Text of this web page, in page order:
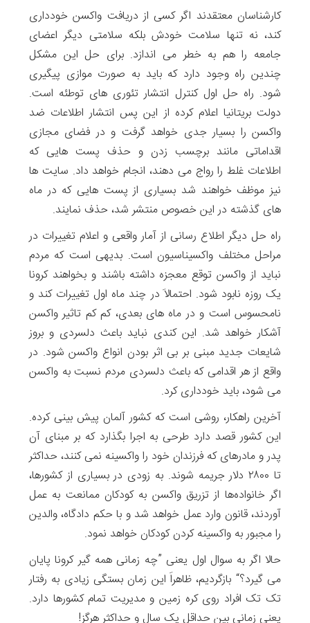
کارشناسان معتقدند اگر کسی از دریافت واکسن‌ خودداری
کند، نه تنها سلامت خودش بلکه سلامتی دیگر اعضای
جامعه را هم به خطر می اندازد. برای حل این مشکل
چندین راه وجود دارد که باید به صورت موازی پیگیری
شود. راه حل اول کنترل انتشار تئوری های توطئه است.
دولت بریتانیا اعلام کرده از این پس انتشار اطلاعات ضد
واکسن را بسیار جدی خواهد گرفت و در فضای مجازی
اقداماتی مانند برچسب زدن و حذف پست هایی که
اطلاعات غلط را رواج می دهند، انجام خواهد داد. سایت ها
نیز موظف خواهند شد بسیاری از پست هایی که در ماه
‌های گذشته در این خصوص منتشر شد، حذف نمایند.
راه حل دیگر اطلاع رسانی از آمار واقعی و اعلام تغییرات در
مراحل مختلف واکسیناسیون است. بدیهی است که مردم
نباید از واکسن توقع معجزه داشته باشند و بخواهند کرونا
یک روزه نابود شود. احتمالاَ در چند ماه اول تغییرات کند و
نامحسوس است و در ماه های بعدی، کم کم تاثیر واکسن
آشکار خواهد شد. این کندی نباید باعث دلسردی و بروز
شایعات جدید مبنی بر بی اثر بودن انواع واکسن شود. در
واقع از هر اقدامی که باعث دلسردی مردم نسبت به واکسن
می شود، باید خودداری کرد.
آخرین راهکار، روشی است که کشور آلمان پیش بینی کرده.
این کشور قصد دارد طرحی به اجرا بگذارد که بر مبنای آن
پدر و مادرهای که فرزندان خود را واکسینه نمی کنند، حداکثر
تا ۲۸۰۰ دلار جریمه ‌شوند. به زودی در بسیاری از کشورها،
اگر خانواده‌ها از تزریق واکسن به کودکان ممانعت به عمل
آوردند، قانون وارد عمل خواهد شد و با حکم دادگاه، والدین
را مجبور به واکسینه کردن کودکان خواهد نمود.
حالا اگر به سوال اول یعنی ”چه زمانی همه گیر کرونا پایان
می گیرد؟“ بازگردیم، ظاهراَ این زمان بستگی زیادی به رفتار
تک تک افراد روی کره زمین و مدیریت تمام کشورها دارد.
یعنی زمانی بین حداقل یک سال و حداکثر هرگز!